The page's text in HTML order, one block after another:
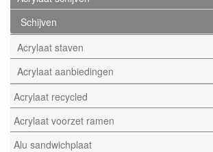
Schijven
Acrylaat staven
Acrylaat aanbiedingen
Acrylaat recycled
Acrylaat voorzet ramen
Alu sandwichplaat